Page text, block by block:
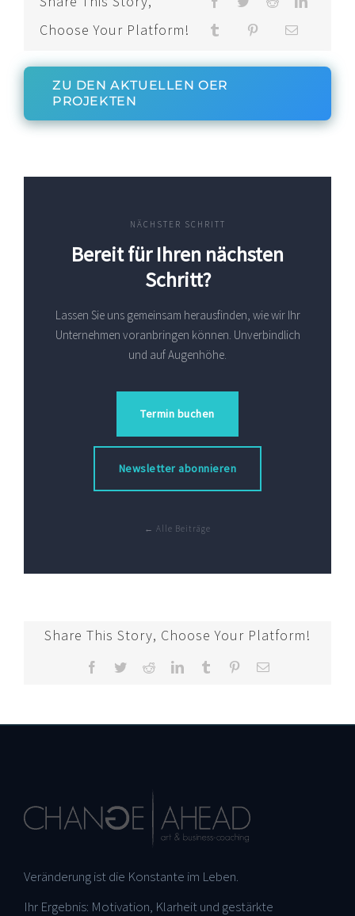
Choose Your Platform!
ZU DEN AKTUELLEN OER
PROJEKTEN
NÄCHSTER SCHRITT
Bereit für Ihren nächsten
Schritt?
Lassen Sie uns gemeinsam herausfinden, wie wir Ihr
Unternehmen voranbringen können. Unverbindlich
und auf Augenhöhe.
Termin buchen
Newsletter abonnieren
← Alle Beiträge
Share This Story, Choose Your Platform!
Facebook
TwitterRedditLinkedInTumblr Pinterest
E-
Veränderung ist die Konstante im Leben.
Ihr Ergebnis: Motivation, Klarheit und gestärkte